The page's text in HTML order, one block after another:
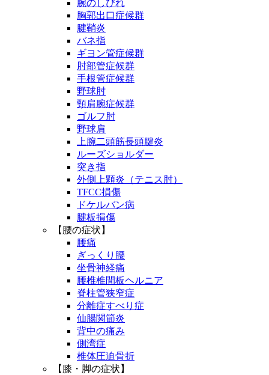
腕のしびれ
胸郭出口症候群
腱鞘炎
バネ指
ギヨン管症候群
肘部管症候群
手根管症候群
野球肘
頸肩腕症候群
ゴルフ肘
野球肩
上腕二頭筋長頭腱炎
ルーズショルダー
突き指
外側上顆炎（テニス肘）
TFCC損傷
ドケルバン病
腱板損傷
【腰の症状】
腰痛
ぎっくり腰
坐骨神経痛
腰椎椎間板ヘルニア
脊柱管狭窄症
分離症すべり症
仙腸関節炎
背中の痛み
側湾症
椎体圧迫骨折
【膝・脚の症状】